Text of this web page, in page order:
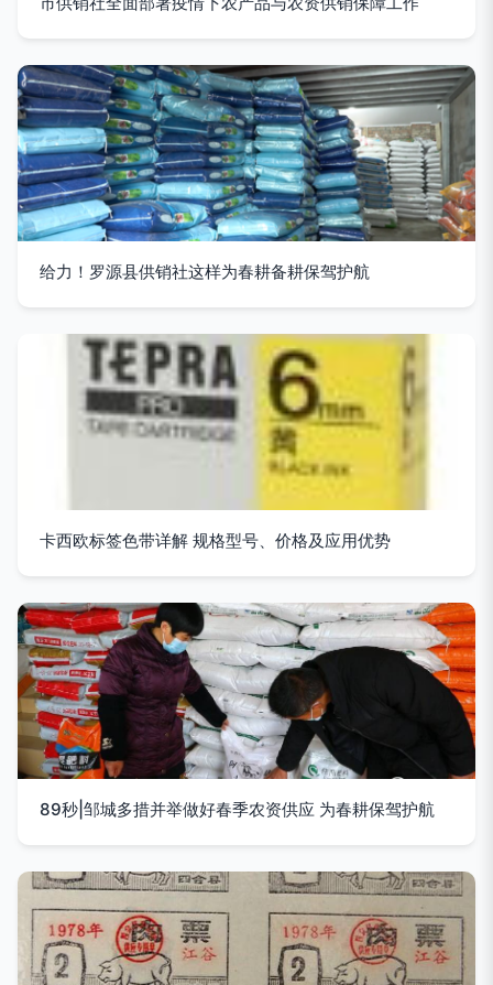
给力！罗源县供销社这样为春耕备耕保驾护航
卡西欧标签色带详解 规格型号、价格及应用优势
89秒|邹城多措并举做好春季农资供应 为春耕保驾护航